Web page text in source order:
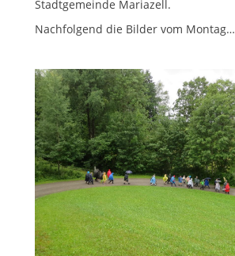
Stadtgemeinde Mariazell.
Nachfolgend die Bilder vom Montag…